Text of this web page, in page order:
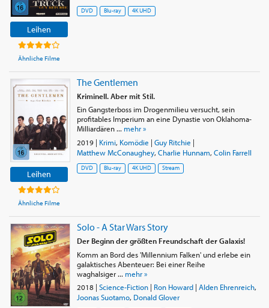
Leihen
Ähnliche Filme
DVD Blu-ray 4K UHD
Leihen
Ähnliche Filme
The Gentlemen
Kriminell. Aber mit Stil.
Ein Gangsterboss im Drogenmilieu versucht, sein
profitables Imperium an eine Dynastie von Oklahoma-
Milliardären ... mehr »
2019| Krimi, Komödie | Guy Ritchie |
Matthew McConaughey, Charlie Hunnam, Colin Farrell
DVD Blu-ray 4K UHD Stream
Solo - A Star Wars Story
Der Beginn der größten Freundschaft der Galaxis!
Komm an Bord des 'Millennium Falken' und erlebe ein
galaktisches Abenteuer: Bei einer Reihe
waghalsiger ... mehr »
2018| Science-Fiction| Ron Howard| Alden Ehrenreich,
Joonas Suotamo, Donald Glover